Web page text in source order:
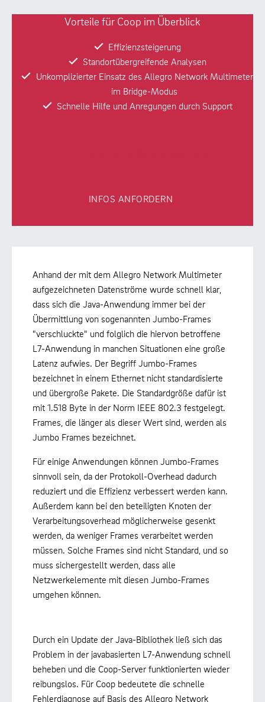
Vorteile für Coop im Überblick
Effizienzsteigerung
Standortübergreifende Analysen
Unkomplizierter Einsatz des Allegro Network Multimeter
im Bridge-Modus
Schnelle Hilfe und Anregungen durch Support
INFOS ANFORDERN
Anhand der mit dem Allegro Network Multimeter
aufgezeichneten Datenströme wurde schnell klar,
dass sich die Java-Anwendung immer bei der
Übermittlung von sogenannten Jumbo-Frames
"verschluckte" und folglich die hiervon betroffene
L7-Anwendung in manchen Situationen eine große
Latenz aufwies. Der Begriff Jumbo-Frames
bezeichnet in einem Ethernet nicht standardisierte
und übergroße Pakete. Die Standardgröße dafür ist
mit 1.518 Byte in der Norm IEEE 802.3 festgelegt.
Frames, die länger als dieser Wert sind, werden als
Jumbo Frames bezeichnet.
Für einige Anwendungen können Jumbo-Frames
sinnvoll sein, da der Protokoll-Overhead dadurch
reduziert und die Effizienz verbessert werden kann.
Außerdem kann bei den beteiligten Knoten der
Verarbeitungsoverhead möglicherweise gesenkt
werden, da weniger Frames verarbeitet werden
müssen. Solche Frames sind nicht Standard, und so
muss sichergestellt werden, dass alle
Netzwerkelemente mit diesen Jumbo-Frames
umgehen können.
Durch ein Update der Java-Bibliothek ließ sich das
Problem in der javabasierten L7-Anwendung schnell
beheben und die Coop-Server funktionierten wieder
reibungslos. Für Coop bedeutete die schnelle
Fehlerdiagnose auf Basis des Allegro Network